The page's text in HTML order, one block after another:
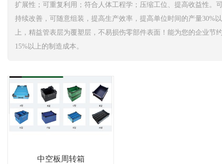
扩展性；可重复利用；符合人体工程学；压缩工位、提高收益性。
持续改善，可随意组装，提高生产效率，提高单位时间的产量30%以
上，精益管表层为覆塑层，不易损伤零部件表面！能为您的企业节
15%以上的制造成本。
中空板周转箱